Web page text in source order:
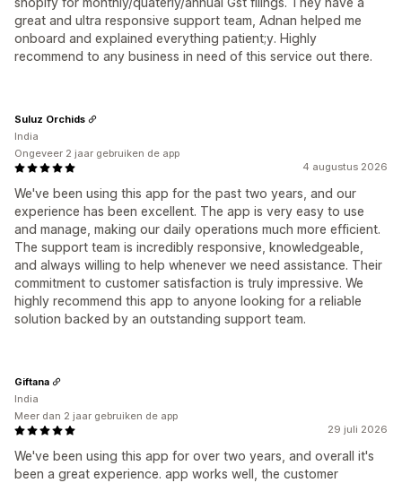
great and ultra responsive support team, Adnan helped me
onboard and explained everything patient;y. Highly
recommend to any business in need of this service out there.
4 augustus 2026
We've been using this app for the past two years, and our
experience has been excellent. The app is very easy to use
and manage, making our daily operations much more efficient.
The support team is incredibly responsive, knowledgeable,
and always willing to help whenever we need assistance. Their
commitment to customer satisfaction is truly impressive. We
highly recommend this app to anyone looking for a reliable
solution backed by an outstanding support team.
Suluz Orchids
India
Ongeveer 2 jaar gebruiken de app
29 juli 2026
We've been using this app for over two years, and overall it's
been a great experience. app works well, the customer
Giftana
India
Meer dan 2 jaar gebruiken de app